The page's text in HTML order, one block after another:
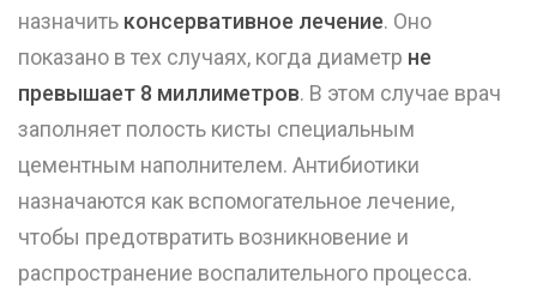
назначить консервативное лечение. Оно
показано в тех случаях, когда диаметр не
превышает 8 миллиметров. В этом случае врач
заполняет полость кисты специальным
цементным наполнителем. Антибиотики
назначаются как вспомогательное лечение,
чтобы предотвратить возникновение и
распространение воспалительного процесса.